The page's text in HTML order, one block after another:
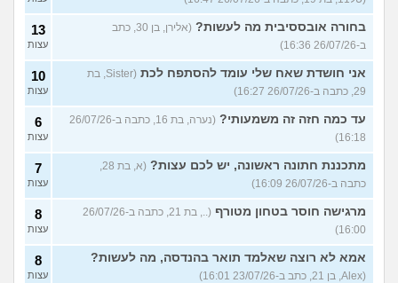
בחורה אובססיבית מה לעשות?
(אלירן, בן 30, כתב
ב-26/07/26 16:36)
13
עצות
אני חושדת שאח שלי עומד להסתפח לכת
(Sister, בת
29, כתבה ב-26/07/26 16:27)
10
עצות
עד כמה חזה זה משמעותי?
(נערה, בת 16, כתבה ב-26/07/26
16:18)
6
עצות
מתכננת חתונה ראשונה, יש לכם עצות?
(א, בת 28,
כתבה ב-26/07/26 16:09)
7
עצות
מרגישה חוסר בטחון מטורף
(.., בת 21, כתבה ב-26/07/26
16:00)
8
עצות
אמא לא רוצה שאלמד תואר בהנדסה, מה לעשות?
(Alex, בן 21, כתב ב-23/07/26 16:01)
8
עצות